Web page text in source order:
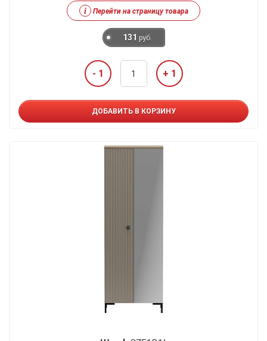
i Перейти на страницу товара
131 руб.
- 1 + 1
ДОБАВИТЬ В КОРЗИНУ